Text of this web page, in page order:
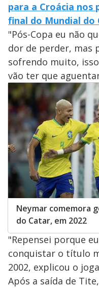
para a Croácia nos
final do Mundial do
"Pós-Copa eu não
dor de perder, mas
sofrendo muito,
vão ter que
Neymar comemora
do Catar, em 2022
"Repensei porque
conquistar o título
2002, explicou o
Após a saída de